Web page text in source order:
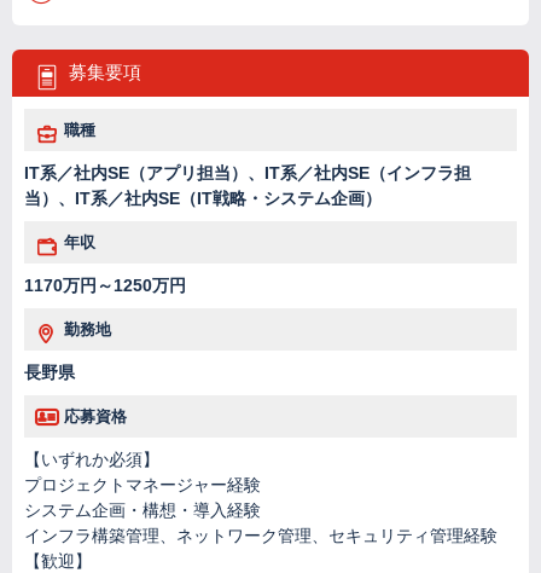
募集要項
職種
IT系／社内SE（アプリ担当）、IT系／社内SE（インフラ担
当）、IT系／社内SE（IT戦略・システム企画）
年収
1170万円～1250万円
勤務地
長野県
応募資格
【いずれか必須】
プロジェクトマネージャー経験
システム企画・構想・導入経験
インフラ構築管理、ネットワーク管理、セキュリティ管理経験
【歓迎】